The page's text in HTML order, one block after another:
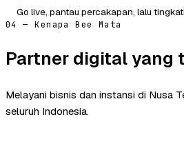
Go live, pantau percakapan, lalu
04 — Kenapa Bee Mata
Partner digital yang
Melayani bisnis dan instansi di Nusa
seluruh Indonesia.